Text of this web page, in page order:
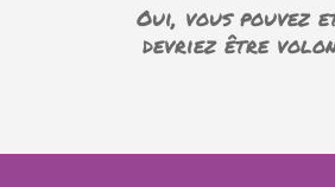
Oui, vous pouvez
devriez être